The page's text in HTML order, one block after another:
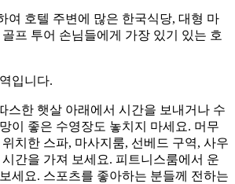
여 호텔 주변에 많은 한국식당, 대형 마
프 투어 손님들에게 가장 있기 있는 호
입니다.
스한 햇살 아래에서 시간을 보내거나 수
이 좋은 수영장도 놓치지 마세요. 머무
치한 스파, 마사지룸, 선베드 구역, 사우
간을 가져 보세요. 피트니스룸에서 운
세요. 스포츠를 좋아하는 분들께 전하는